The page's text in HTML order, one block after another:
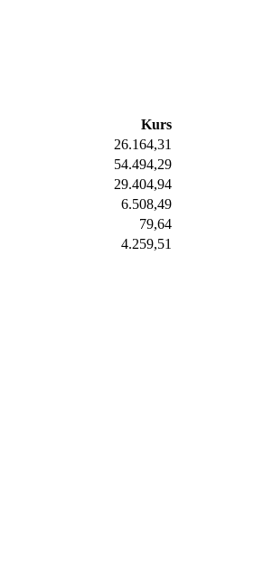
Kurs
26.164,31
54.494,29
29.404,94
6.508,49
79,64
4.259,51